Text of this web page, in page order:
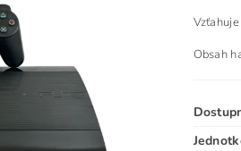
Obsah